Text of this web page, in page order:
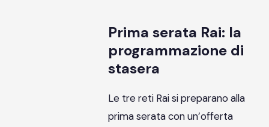
Prima serata Rai: la
programmazione di
stasera
Le tre reti Rai si preparano alla
prima serata con un’offerta